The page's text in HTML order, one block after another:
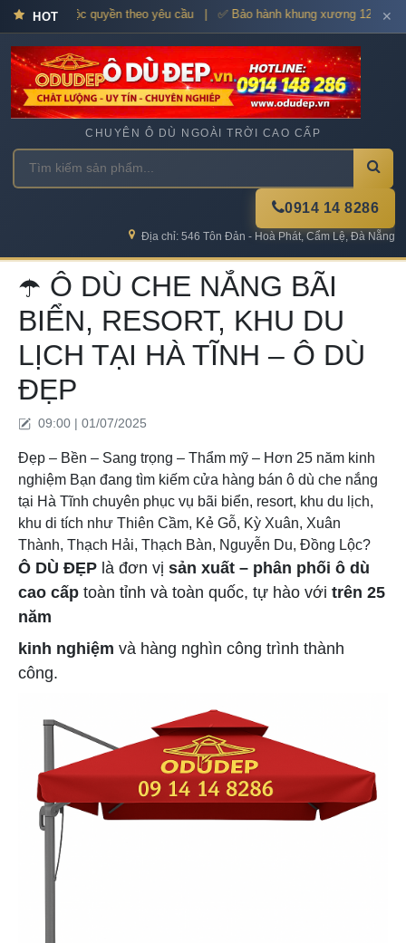
HOT
Thiết kế độc quyền theo yêu cầu | ✅ Bảo hành khung xương 12–36✕
CHUYÊN Ô DÙ NGOÀI TRỜI CAO CẤP
0914 14 8286
Địa chỉ: 546 Tôn Đản - Hoà Phát, Cẩm Lệ, Đà Nẵng
☂️ Ô DÙ CHE NẮNG BÃI
BIỂN, RESORT, KHU DU
LỊCH TẠI HÀ TĨNH – Ô DÙ
ĐẸP
09:00 | 01/07/2025
Đẹp – Bền – Sang trọng – Thẩm mỹ – Hơn 25 năm kinh
nghiệm Bạn đang tìm kiếm cửa hàng bán ô dù che nắng
tại Hà Tĩnh chuyên phục vụ bãi biển, resort, khu du lịch,
khu di tích như Thiên Cầm, Kẻ Gỗ, Kỳ Xuân, Xuân
Thành, Thạch Hải, Thạch Bàn, Nguyễn Du, Đồng Lộc?
Ô DÙ ĐẸP là đơn vị sản xuất – phân phối ô dù
cao cấp toàn tỉnh và toàn quốc, tự hào với trên 25
năm
kinh nghiệm và hàng nghìn công trình thành
công.